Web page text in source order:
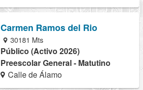
Carmen Ramos del Rio
30181 Mts
Público (Activo 2026)
Preescolar General - Matutino
Calle de Álamo